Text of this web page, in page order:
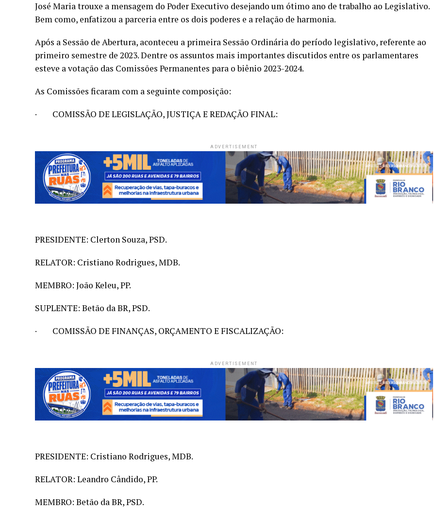
José Maria trouxe a mensagem do Poder Executivo desejando um ótimo ano de trabalho ao Legislativo.
Bem como, enfatizou a parceria entre os dois poderes e a relação de harmonia.
Após a Sessão de Abertura, aconteceu a primeira Sessão Ordinária do período legislativo, referente ao
primeiro semestre de 2023. Dentre os assuntos mais importantes discutidos entre os parlamentares
esteve a votação das Comissões Permanentes para o biênio 2023-2024.
As Comissões ficaram com a seguinte composição:
· COMISSÃO DE LEGISLAÇÃO, JUSTIÇA E REDAÇÃO FINAL:
ADVERTISEMENT
PRESIDENTE: Clerton Souza, PSD.
RELATOR: Cristiano Rodrigues, MDB.
MEMBRO: João Keleu, PP.
SUPLENTE: Betão da BR, PSD.
· COMISSÃO DE FINANÇAS, ORÇAMENTO E FISCALIZAÇÃO:
ADVERTISEMENT
PRESIDENTE: Cristiano Rodrigues, MDB.
RELATOR: Leandro Cândido, PP.
MEMBRO: Betão da BR, PSD.